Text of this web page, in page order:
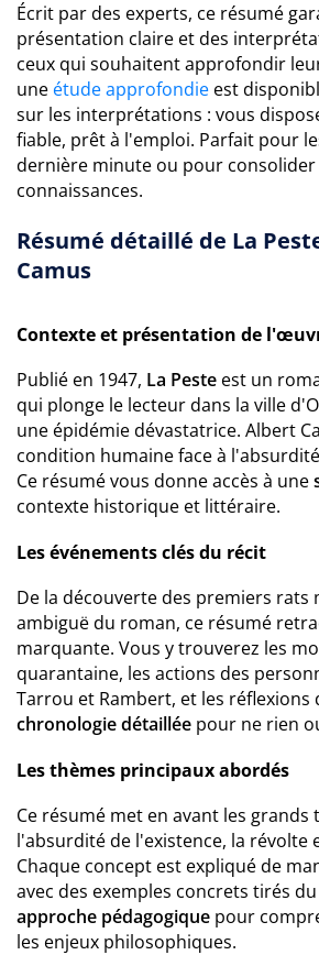
Écrit par des experts, ce résumé
présentation claire et des
ceux qui souhaitent approfondir
une étude approfondie est
sur les interprétations : vous
fiable, prêt à l'emploi. Parfait pour
dernière minute ou pour consolider
connaissances.
Résumé détaillé de La
Camus
Contexte et présentation de
Publié en 1947, La Peste est un
qui plonge le lecteur dans la ville
une épidémie dévastatrice. Albert
condition humaine face à
Ce résumé vous donne accès à une
contexte historique et littéraire.
Les événements clés du récit
De la découverte des premiers rats
ambiguë du roman, ce résumé
marquante. Vous y trouverez les
quarantaine, les actions des
Tarrou et Rambert, et les réflexions
chronologie détaillée pour ne rien
Les thèmes principaux abordés
Ce résumé met en avant les grands
l'absurdité de l'existence, la révolte
Chaque concept est expliqué de
avec des exemples concrets tirés
approche pédagogique pour
les enjeux philosophiques.